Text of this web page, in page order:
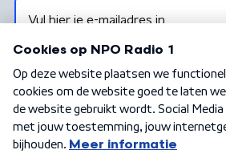
Algemene voorwaarden Privacybeleid